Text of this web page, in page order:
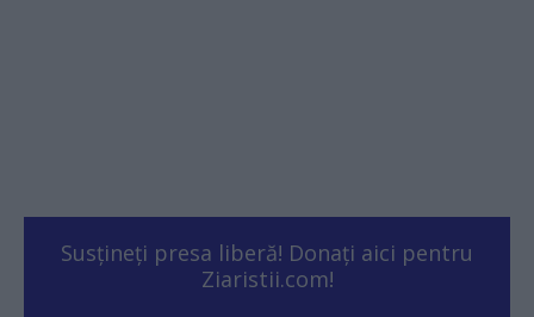
Susțineți presa liberă! Donați aici pentru
Ziaristii.com!